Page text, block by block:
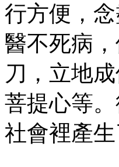
行方便，
醫不死病
刀，立地
菩提心等
社會裡產